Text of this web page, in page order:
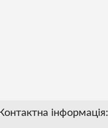
Контактна інформація: